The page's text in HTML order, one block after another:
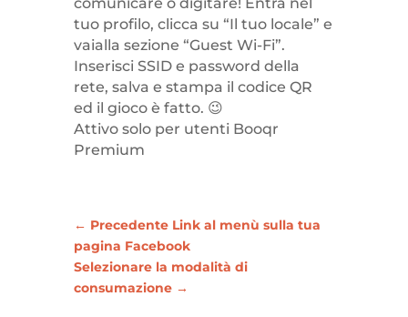
tuo profilo, clicca su “Il tuo locale” e
vaialla sezione “Guest Wi-Fi”.
Inserisci SSID e password della
rete, salva e stampa il codice QR
ed il gioco è fatto. 😉
Attivo solo per utenti Booqr
Premium
← Precedente Link al menù sulla tua
pagina Facebook
Selezionare la modalità di
consumazione→